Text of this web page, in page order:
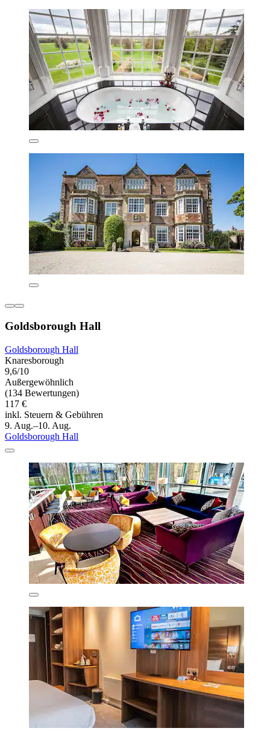
Goldsborough Hall
Goldsborough Hall
Knaresborough
9,6/10
Außergewöhnlich
(134 Bewertungen)
117 €
inkl. Steuern & Gebühren
9. Aug.–10. Aug.
Goldsborough Hall